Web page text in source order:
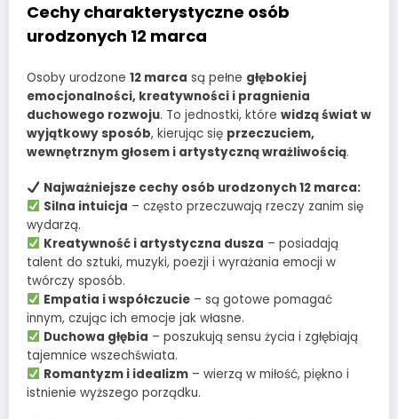
Cechy charakterystyczne osób
urodzonych 12 marca
Osoby urodzone 12 marca są pełne głębokiej
emocjonalności, kreatywności i pragnienia
duchowego rozwoju. To jednostki, które widzą świat w
wyjątkowy sposób, kierując się przeczuciem,
wewnętrznym głosem i artystyczną wrażliwością.
Najważniejsze cechy osób urodzonych 12 marca:
Silna intuicja – często przeczuwają rzeczy zanim się
wydarzą.
Kreatywność i artystyczna dusza – posiadają
talent do sztuki, muzyki, poezji i wyrażania emocji w
twórczy sposób.
Empatia i współczucie – są gotowe pomagać
innym, czując ich emocje jak własne.
Duchowa głębia – poszukują sensu życia i zgłębiają
tajemnice wszechświata.
Romantyzm i idealizm – wierzą w miłość, piękno i
istnienie wyższego porządku.